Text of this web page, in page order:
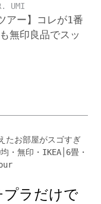
UMI
アー】コレが1番
無印良品でスッ
プラだけで